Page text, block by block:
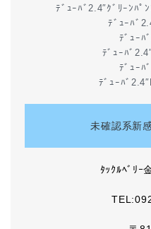
ﾃﾞｭｰﾊﾞ2.4″ｸﾞﾘｰﾝﾊﾟ
ﾃﾞｭｰﾊﾞ
ﾃﾞｭｰﾊ
ﾃﾞｭｰﾊﾞ
ﾃﾞｭｰﾊ
ﾃﾞｭｰﾊﾞ
未確認系新
ﾀｯｸﾙﾍﾞﾘｰ